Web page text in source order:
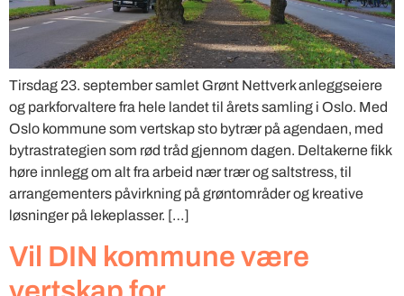
Tirsdag 23. september samlet Grønt Nettverk anleggseiere
og parkforvaltere fra hele landet til årets samling i Oslo. Med
Oslo kommune som vertskap sto bytrær på agendaen, med
bytrastrategien som rød tråd gjennom dagen. Deltakerne fikk
høre innlegg om alt fra arbeid nær trær og saltstress, til
arrangementers påvirkning på grøntområder og kreative
løsninger på lekeplasser. […]
Vil DIN kommune være